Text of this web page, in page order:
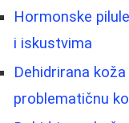
Hormonske
i iskustvima
Dehidrirana
problematičnu